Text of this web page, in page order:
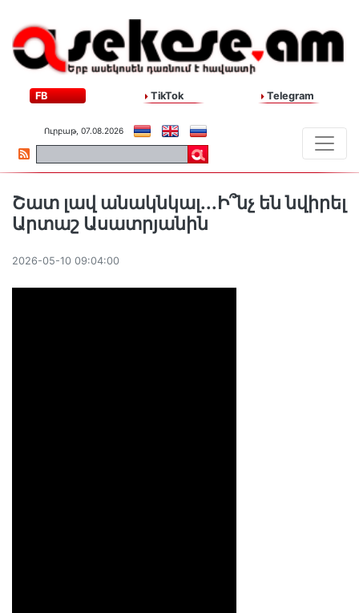
FB TikTok Telegram
Ուրբաթ, 07.08.2026
Շատ լավ անակնկալ․․․Ի՞նչ են նվիրել
Արտաշ Ասատրյանին
2026-05-10 09:04:00